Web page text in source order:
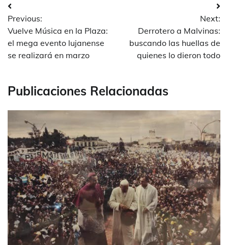
Navegación
de
entradas
Previous:
Vuelve Música en la Plaza:
el mega evento lujanense
se realizará en marzo
Next:
Derrotero a Malvinas:
buscando las huellas de
quienes lo dieron todo
Publicaciones Relacionadas